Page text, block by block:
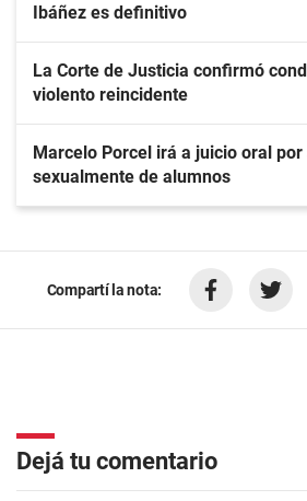
Ibáñez es definitivo
La Corte de Justicia confirmó
violento reincidente
Marcelo Porcel irá a juicio oral por
sexualmente de alumnos
Compartí la nota:
Dejá tu comentario